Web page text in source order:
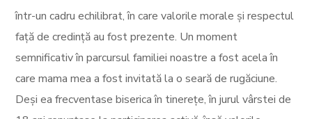
într-un cadru echilibrat, în care valorile morale și respectul
față de credință au fost prezente. Un moment
semnificativ în parcursul familiei noastre a fost acela în
care mama mea a fost invitată la o seară de rugăciune.
Deși ea frecventase biserica în tinerețe, în jurul vârstei de